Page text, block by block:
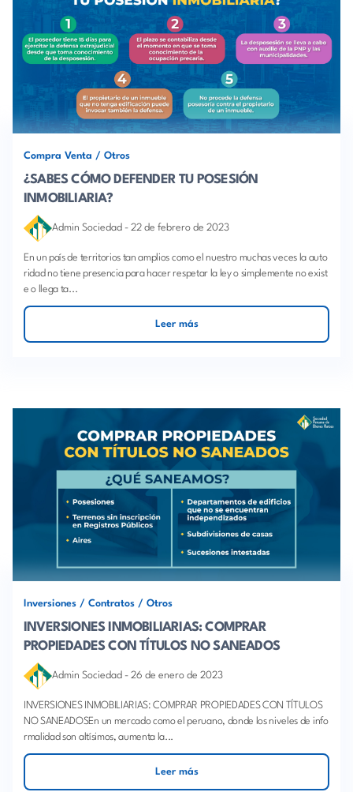
Compra Venta / Otros
¿SABES CÓMO DEFENDER TU POSESIÓN
INMOBILIARIA?
Admin Sociedad - 22 de febrero de 2023
En un país de territorios tan amplios como el nuestro muchas veces la auto
ridad no tiene presencia para hacer respetar la ley o simplemente no exist
e o llega ta...
Leer más
Inversiones / Contratos / Otros
INVERSIONES INMOBILIARIAS: COMPRAR
PROPIEDADES CON TÍTULOS NO SANEADOS
Admin Sociedad - 26 de enero de 2023
INVERSIONES INMOBILIARIAS: COMPRAR PROPIEDADES CON TÍTULOS
NO SANEADOSEn un mercado como el peruano, donde los niveles de info
rmalidad son altísimos, aumenta la...
Leer más